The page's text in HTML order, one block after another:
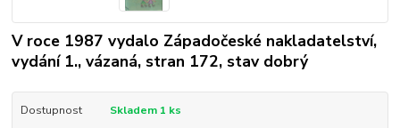
V roce 1987 vydalo Západočeské nakladatelství,
vydání 1., vázaná, stran 172, stav dobrý
Dostupnost Skladem 1 ks